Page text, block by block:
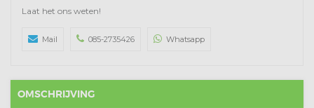
Laat het ons weten!
Mail 085-2735426 Whatsapp
OMSCHRIJVING